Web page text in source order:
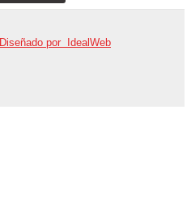
Diseñado por IdealWeb